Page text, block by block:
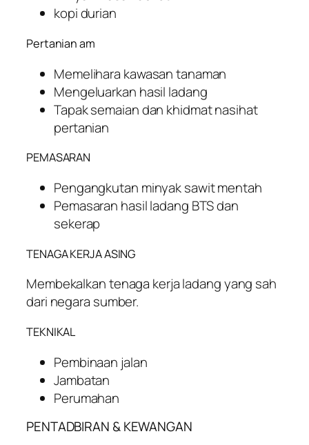
kopi durian
Pertanian am
Memelihara kawasan tanaman
Mengeluarkan hasil ladang
Tapak semaian dan khidmat nasihat
pertanian
PEMASARAN
Pengangkutan minyak sawit mentah
Pemasaran hasil ladang BTS dan
sekerap
TENAGA KERJA ASING
Membekalkan tenaga kerja ladang yang sah
dari negara sumber.
TEKNIKAL
Pembinaan jalan
Jambatan
Perumahan
PENTADBIRAN & KEWANGAN